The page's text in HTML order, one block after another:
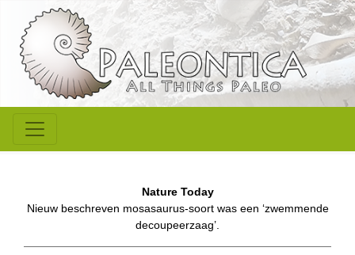
Nature Today
Nieuw beschreven mosasaurus-soort was een ‘zwemmende
decoupeerzaag’.